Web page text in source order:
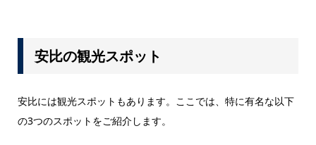
安比の観光スポット
安比には観光スポットもあります。ここでは、特に有名な以下
の3つのスポットをご紹介します。